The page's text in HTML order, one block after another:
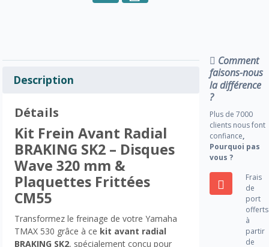
Description
Détails
Kit Frein Avant Radial
BRAKING SK2 – Disques
Wave 320 mm &
Plaquettes Frittées
CM55
Transformez le freinage de votre Yamaha
TMAX 530 grâce à ce kit avant radial
BRAKING SK2, spécialement conçu pour
Comment
faisons-nous
la différence
?
Plus de 7000
clients nous font
confiance,
Pourquoi pas
vous ?
Frais
de
port
offerts
à
partir
de